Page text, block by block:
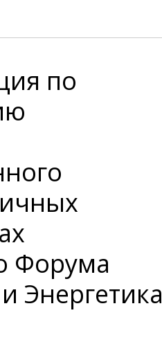
по
Форума
Энергетика